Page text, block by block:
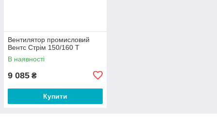
Вентилятор промисловий
Вентс Стрім 150/160 Т
В наявності
9 085 ₴
Купити